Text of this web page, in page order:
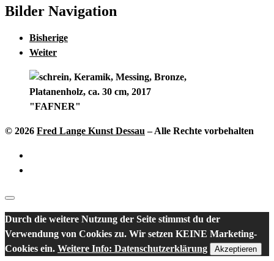
Bilder Navigation
Bisherige
Weiter
"FAFNER"
© 2026 Fred Lange Kunst Dessau – Alle Rechte vorbehalten
Durch die weitere Nutzung der Seite stimmst du der
Verwendung von Cookies zu. Wir setzen KEINE Marketing-
Cookies ein. Weitere Info: Datenschutzerklärung Akzeptieren